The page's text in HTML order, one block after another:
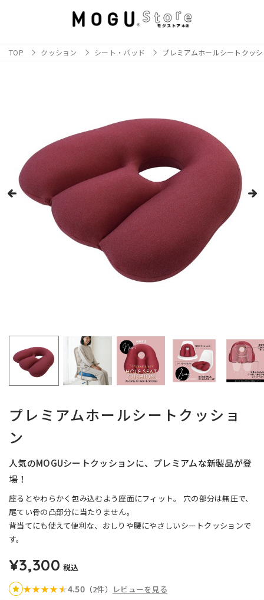
TOP クッション シート・パッド プレミアムホールシートクッ
プレミアムホールシートクッショ
ン
人気のMOGUシートクッションに、プレミアムな新製品が登
場！
座るとやわらかく包み込むよう座面にフィット。
穴の部分は無圧で、
尾てい骨の凸部分に当たりません。
背当てにも使えて便利な、おしりや腰にやさしいシートクッションで
す。
¥3,300 税込
★★★★★
★4.50（2件） レビューを見る